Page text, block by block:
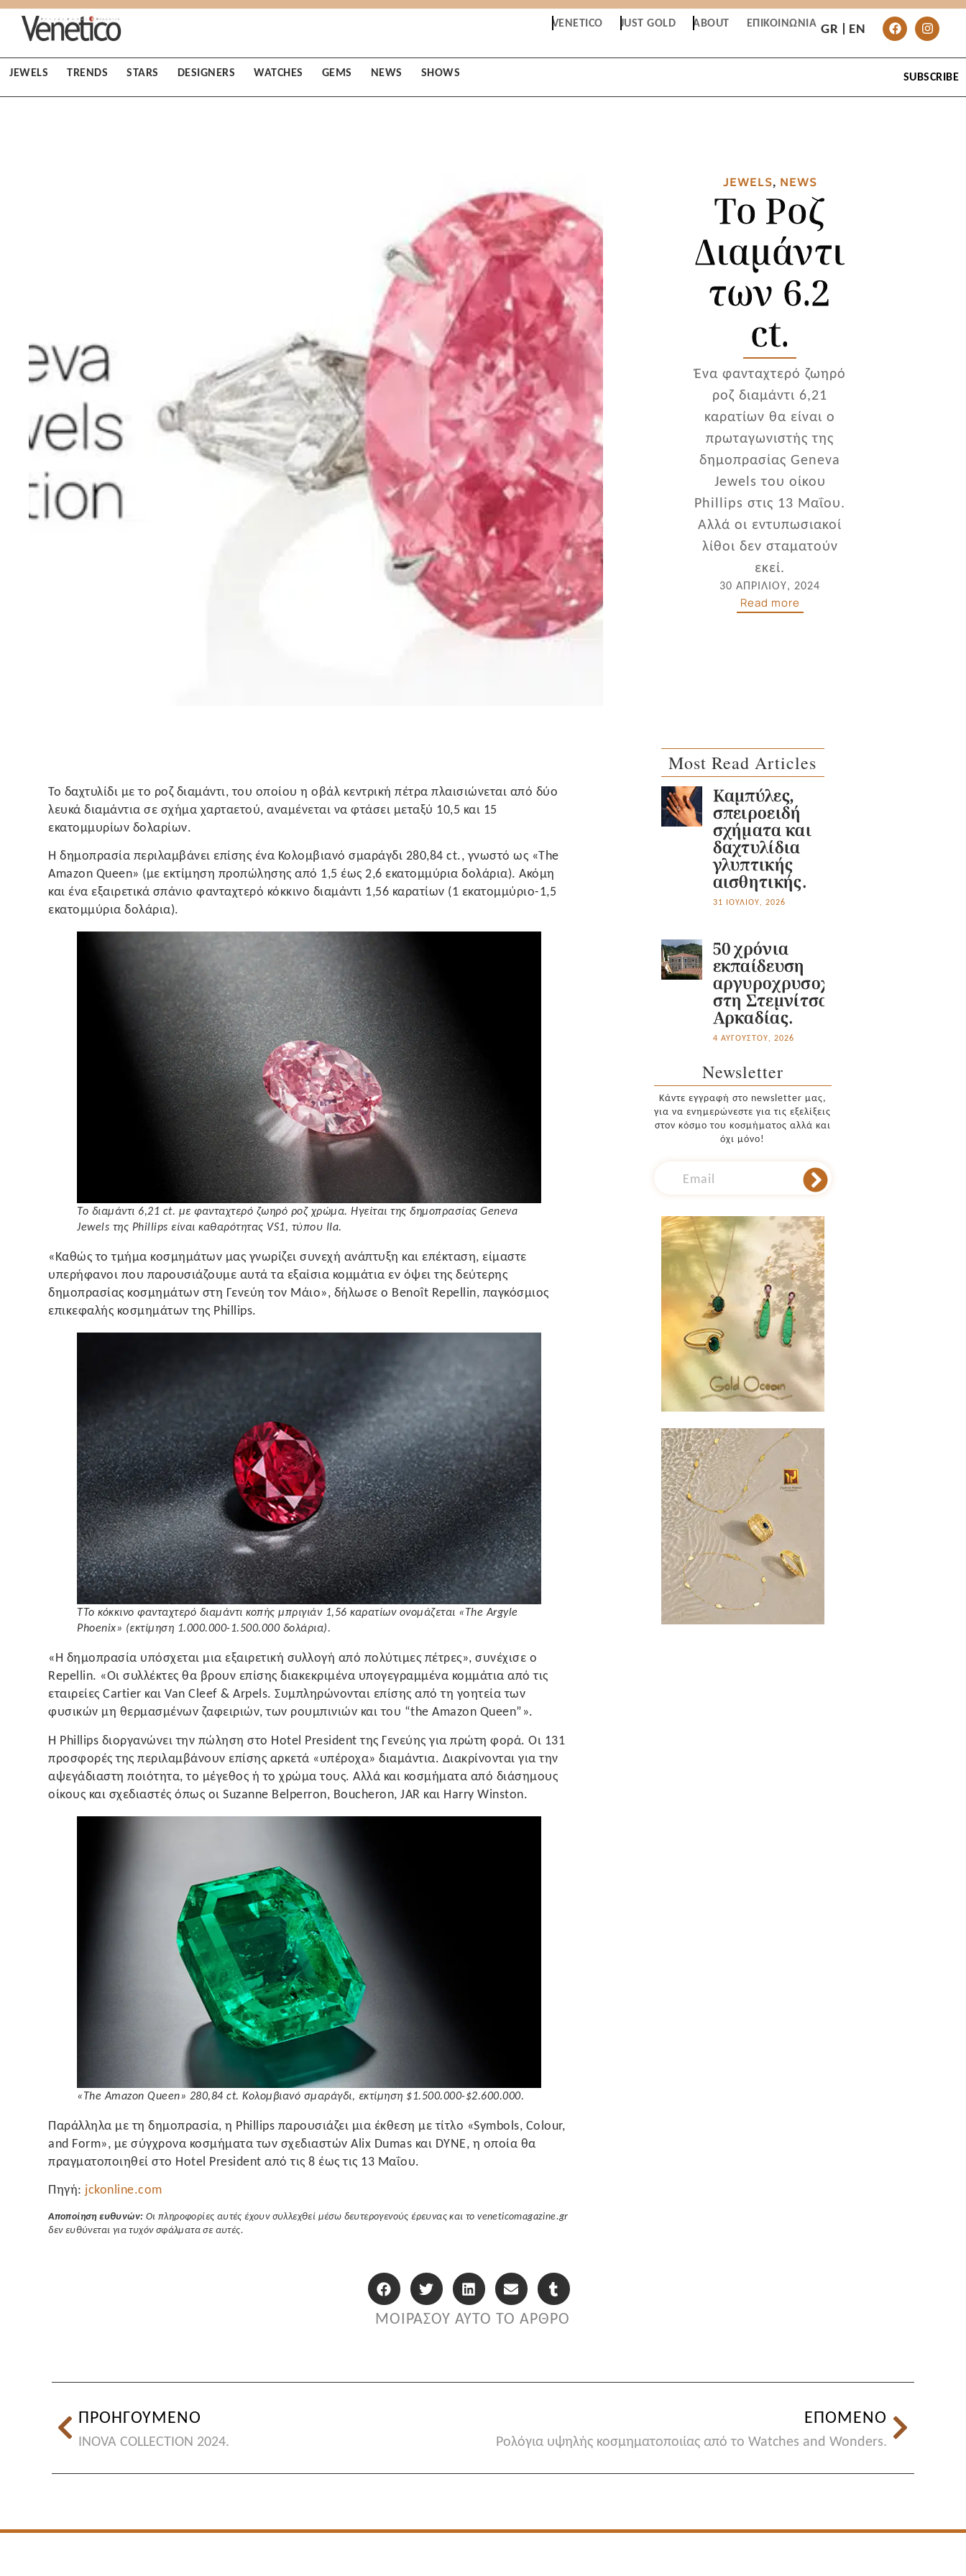
VENETICO JUST GOLD ABOUT ΕΠΙΚΟΙΝΩΝΊΑ GR EN
JEWELS TRENDS STARS DESIGNERS WATCHES GEMS NEWS SHOWS SUBSCRIBE
JEWELS, NEWS
Το Ροζ
Διαμάντι
των 6.2
ct.
Ένα φανταχτερό ζωηρό
ροζ διαμάντι 6,21
καρατίων θα είναι ο
πρωταγωνιστής της
δημοπρασίας Geneva
Jewels του οίκου
Phillips στις 13 Μαΐου.
Aλλά οι εντυπωσιακοί
λίθοι δεν σταματούν
εκεί.
30 ΑΠΡΙΛΊΟΥ, 2024
Read more
Το δαχτυλίδι με το ροζ διαμάντι, του οποίου η οβάλ κεντρική πέτρα πλαισιώνεται από δύο
λευκά διαμάντια σε σχήμα χαρταετού, αναμένεται να φτάσει μεταξύ 10,5 και 15
εκατομμυρίων δολαρίων.
Η δημοπρασία περιλαμβάνει επίσης ένα Κολομβιανό σμαράγδι 280,84 ct., γνωστό ως «The
Amazon Queen» (με εκτίμηση προπώλησης από 1,5 έως 2,6 εκατομμύρια δολάρια). Ακόμη
και ένα εξαιρετικά σπάνιο φανταχτερό κόκκινο διαμάντι 1,56 καρατίων (1 εκατομμύριο-1,5
εκατομμύρια δολάρια).
Το διαμάντι 6,21 ct. με φανταχτερό ζωηρό ροζ χρώμα. Hγείται της δημοπρασίας Geneva
Jewels της Phillips είναι καθαρότητας VS1, τύπου IIa.
«Καθώς το τμήμα κοσμημάτων μας γνωρίζει συνεχή ανάπτυξη και επέκταση, είμαστε
υπερήφανοι που παρουσιάζουμε αυτά τα εξαίσια κομμάτια εν όψει της δεύτερης
δημοπρασίας κοσμημάτων στη Γενεύη τον Μάιο», δήλωσε ο Benoît Repellin, παγκόσμιος
επικεφαλής κοσμημάτων της Phillips.
ΤΤο κόκκινο φανταχτερό διαμάντι κοπής μπριγιάν 1,56 καρατίων ονομάζεται «The Argyle
Phoenix» (εκτίμηση 1.000.000-1.500.000 δολάρια).
«Η δημοπρασία υπόσχεται μια εξαιρετική συλλογή από πολύτιμες πέτρες», συνέχισε ο
Repellin. «Οι συλλέκτες θα βρουν επίσης διακεκριμένα υπογεγραμμένα κομμάτια από τις
εταιρείες Cartier και Van Cleef & Arpels. Συμπληρώνονται επίσης από τη γοητεία των
φυσικών μη θερμασμένων ζαφειριών, των ρουμπινιών και του “the Amazon Queen”».
Η Phillips διοργανώνει την πώληση στο Hotel President της Γενεύης για πρώτη φορά. Οι 131
προσφορές της περιλαμβάνουν επίσης αρκετά «υπέροχα» διαμάντια. Διακρίνονται για την
αψεγάδιαστη ποιότητα, το μέγεθος ή το χρώμα τους. Αλλά και κοσμήματα από διάσημους
οίκους και σχεδιαστές όπως οι Suzanne Belperron, Boucheron, JAR και Harry Winston.
«The Amazon Queen» 280,84 ct. Κολομβιανό σμαράγδι, εκτίμηση $1.500.000-$2.600.000.
Παράλληλα με τη δημοπρασία, η Phillips παρουσιάζει μια έκθεση με τίτλο «Symbols, Colour,
and Form», με σύγχρονα κοσμήματα των σχεδιαστών Alix Dumas και DYNE, η οποία θα
πραγματοποιηθεί στο Hotel President από τις 8 έως τις 13 Μαΐου.
Πηγή: jckonline.com
Αποποίηση ευθυνών: Οι πληροφορίες αυτές έχουν συλλεχθεί μέσω δευτερογενούς έρευνας και το veneticomagazine.gr
δεν ευθύνεται για τυχόν σφάλματα σε αυτές.
ΜΟΙΡΑΣΟΥ ΑΥΤΟ ΤΟ ΑΡΘΡΟ
Most Read Articles
Καμπύλες,
σπειροειδή
σχήματα και
δαχτυλίδια
γλυπτικής
αισθητικής.
31 ΙΟΥΛΊΟΥ, 2026
50 χρόνια
εκπαίδευση
αργυροχρυσοχοΐας
στη Στεμνίτσα
Αρκαδίας.
4 ΑΥΓΟΎΣΤΟΥ, 2026
Newsletter
Κάντε εγγραφή στο newsletter μας,
για να ενημερώνεστε για τις εξελίξεις
στον κόσμο του κοσμήματος αλλά και
όχι μόνο!
ΠΡΟΗΓΟΥΜΕΝΟ
INOVA COLLECTION 2024.
ΕΠΟΜΕΝΟ
Ρολόγια υψηλής κοσμηματοποιίας από το Watches and Wonders.